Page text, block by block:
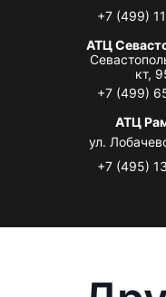
+7 (499)
АТЦ
кт,
+7 (499)
АТЦ
ул.
+7 (495)